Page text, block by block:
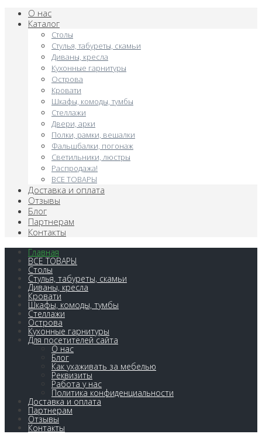
О нас
Каталог
Столы
Стулья, табуреты, скамьи
Диваны, кресла
Кухонные гарнитуры
Острова
Кровати
Шкафы, комоды, тумбы
Стеллажи
Двери, арки
Полки, рамки, вешалки
Фальшбалки, погонаж
Светильники, люстры
Распродажа!
ВСЕ ТОВАРЫ
Доставка и оплата
Отзывы
Блог
Партнерам
Контакты
Главная
ВСЕ ТОВАРЫ
Столы
Стулья, табуреты, скамьи
Диваны, кресла
Кровати
Шкафы, комоды, тумбы
Стеллажи
Острова
Кухонные гарнитуры
Для посетителей сайта
О нас
Блог
Как ухаживать за мебелью
Реквизиты
Работа у нас
Политика конфиденциальности
Доставка и оплата
Партнерам
Отзывы
Контакты